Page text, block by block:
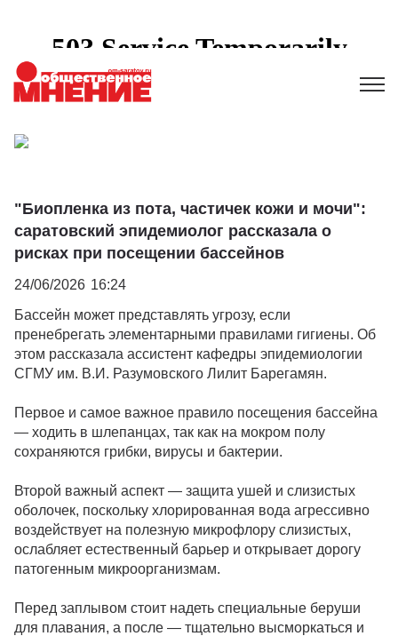
"Биопленка из пота, частичек кожи и мочи":
саратовский эпидемиолог рассказала о
рисках при посещении бассейнов
24/06/2026 16:24
Бассейн может представлять угрозу, если
пренебрегать элементарными правилами гигиены. Об
этом рассказала ассистент кафедры эпидемиологии
СГМУ им. В.И. Разумовского Лилит Барегамян.
Первое и самое важное правило посещения бассейна
— ходить в шлепанцах, так как на мокром полу
сохраняются грибки, вирусы и бактерии.
Второй важный аспект — защита ушей и слизистых
оболочек, поскольку хлорированная вода агрессивно
воздействует на полезную микрофлору слизистых,
ослабляет естественный барьер и открывает дорогу
патогенным микроорганизмам.
Перед заплывом стоит надеть специальные беруши
для плавания, а после — тщательно высморкаться и